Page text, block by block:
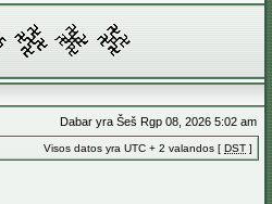
Dabar yra Šeš Rgp 08, 2026 5:02 am
Visos datos yra UTC + 2 valandos [ DST ]